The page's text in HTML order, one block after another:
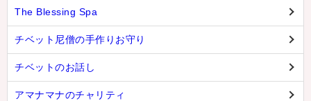
The Blessing Spa
チベット尼僧の手作りお守り
チベットのお話し
アマナマナのチャリティ